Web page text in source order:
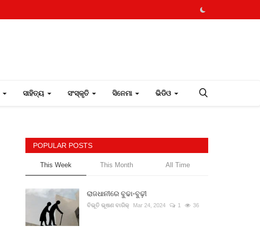
ସାହିତ୍ୟ ସଂସ୍କୃତି ସିନେମା ଭିଡିଓ
POPULAR POSTS
This Week This Month All Time
ରାଜଧାନୀରେ ବୁଢା-ବୁଢ଼ୀ
ବିଭୂତି ଭୂଷଣ ବାରିକ୍ Mar 24, 2024 1 36